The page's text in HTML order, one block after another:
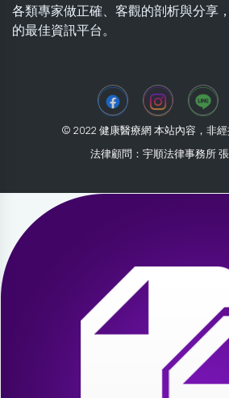
各類專家做正確、客觀的剖析與分享
的最佳資訊平台。
© 2022 健康醫療網 本站內容，非
法律顧問：宇順法律事務所